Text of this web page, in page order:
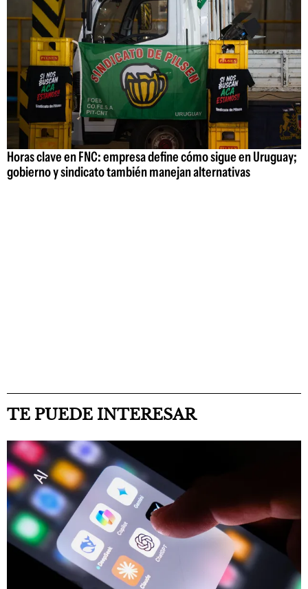
Horas clave en FNC: empresa define cómo sigue en Uruguay;
gobierno y sindicato también manejan alternativas
TE PUEDE INTERESAR